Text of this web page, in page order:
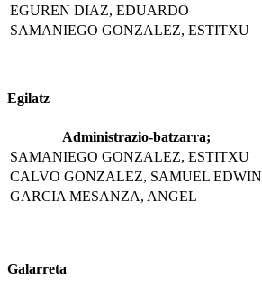
EGUREN DIAZ, EDUARDO
SAMANIEGO GONZALEZ, ESTITXU
Egilatz
Administrazio-batzarra;
SAMANIEGO GONZALEZ, ESTITXU
CALVO GONZALEZ, SAMUEL EDWIN
GARCIA MESANZA, ANGEL
Galarreta